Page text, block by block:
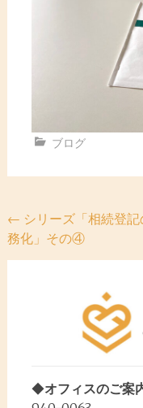
ブログ
投
稿
← シリーズ「相続登記
務化」その④
◆オフィスのご案